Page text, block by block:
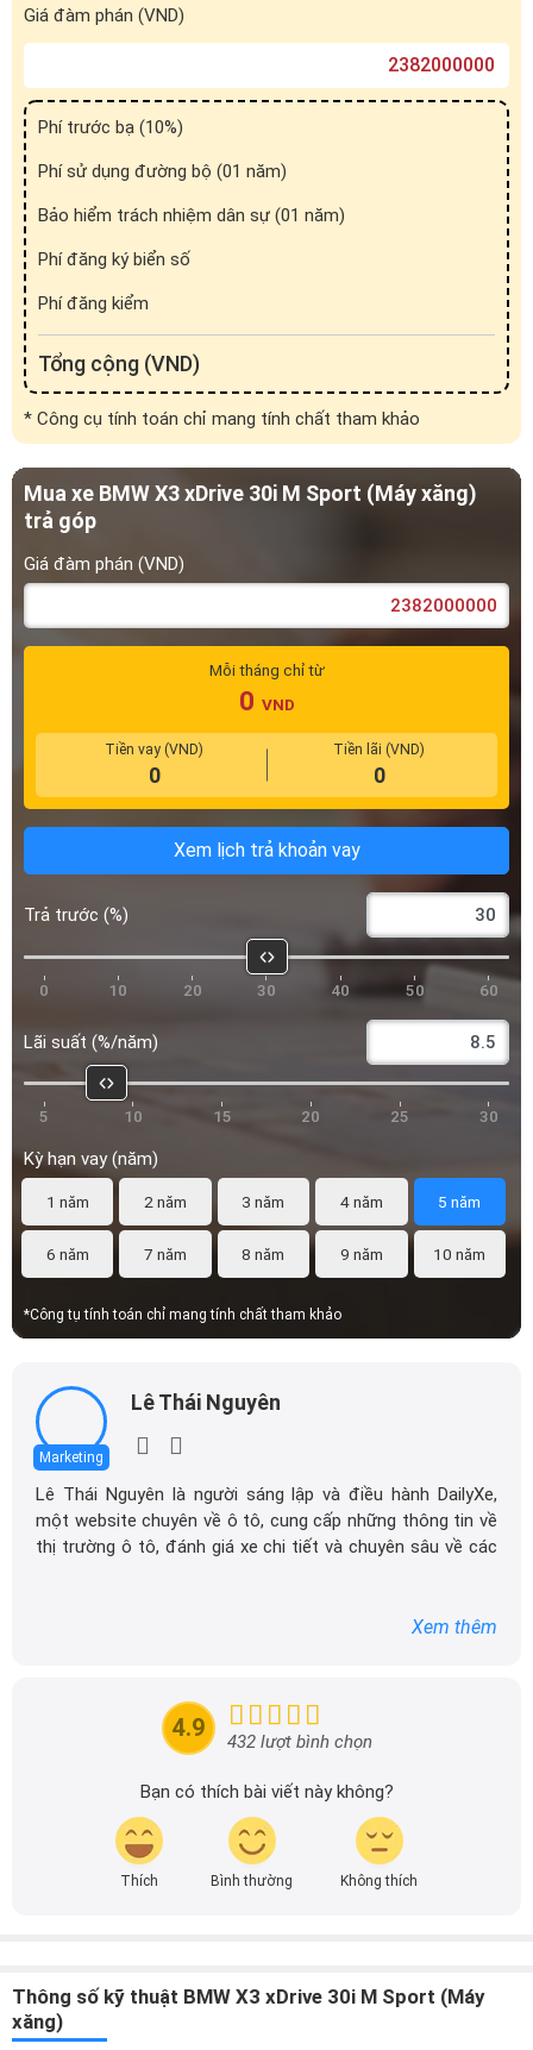
Giá đàm phán (VND)
Phí trước bạ (10%)
Phí sử dụng đường bộ (01 năm)
Bảo hiểm trách nhiệm dân sự (01 năm)
Phí đăng ký biển số
Phí đăng kiểm
Tổng cộng (VND)
* Công cụ tính toán chỉ mang tính chất tham khảo
Mua xe BMW X3 xDrive 30i M Sport (Máy xăng)
trả góp
Giá đàm phán (VND)
Mỗi tháng chỉ từ
0 VND
Tiền vay (VND)
0
Tiền lãi (VND)
0
Xem lịch trả khoản vay
Trả trước (%)
0 10 20 30 40 50 60
Lãi suất (%/năm)
5 10 15 20 25 30
Kỳ hạn vay (năm)
1 năm 2 năm 3 năm 4 năm 5 năm
6 năm 7 năm 8 năm 9 năm 10 năm
*Công tụ tính toán chỉ mang tính chất tham khảo
Marketing
Lê Thái Nguyên
Lê Thái Nguyên là người sáng lập và điều hành DailyXe,
một website chuyên về ô tô, cung cấp những thông tin về
thị trường ô tô, đánh giá xe chi tiết và chuyên sâu về các
DailyXe trở thành một trong những địa chỉ tin cậy hàng
Xem thêm
4.9 432 lượt bình chọn
Bạn có thích bài viết này không?
Thích Bình thường Không thích
Thông số kỹ thuật BMW X3 xDrive 30i M Sport (Máy
xăng)